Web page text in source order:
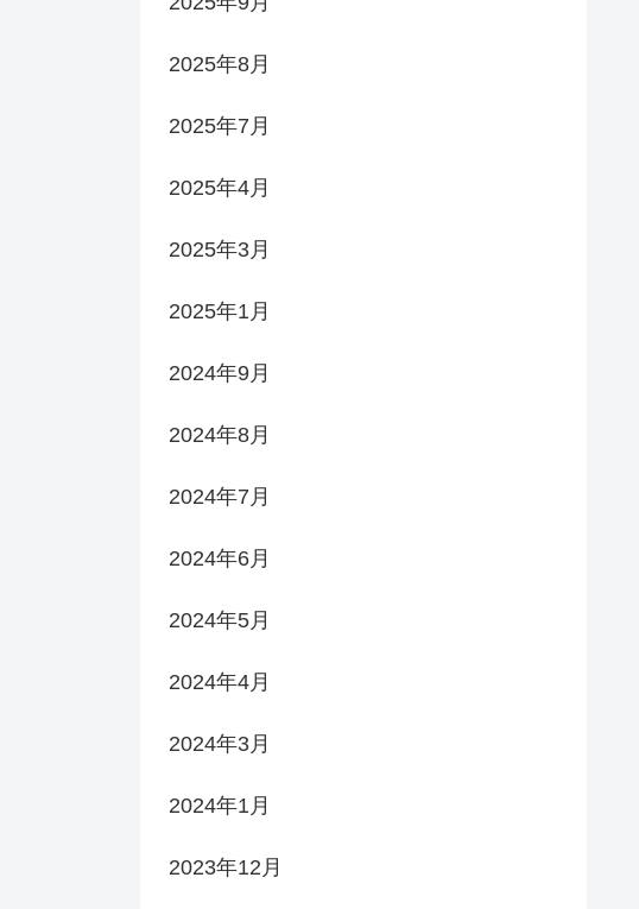
2025年8月
2025年7月
2025年4月
2025年3月
2025年1月
2024年9月
2024年8月
2024年7月
2024年6月
2024年5月
2024年4月
2024年3月
2024年1月
2023年12月